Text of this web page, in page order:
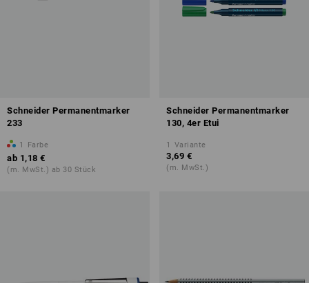
Schneider Permanentmarker
233
1 Farbe
ab 1,18 €
(m. MwSt.) ab 30 Stück
Schneider Permanentmarker
130, 4er Etui
1 Variante
3,69 €
(m. MwSt.)